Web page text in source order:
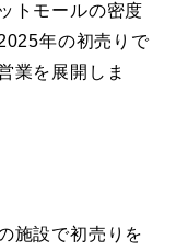
トモールの密度
年の初売りで
業を展開しま
施設で初売りを